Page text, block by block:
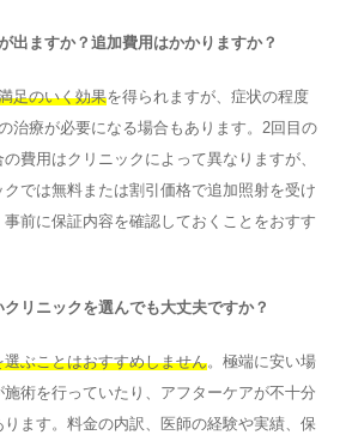
出ますか？追加費用はかかりますか？
足のいく効果を得られますが、症状の程度
治療が必要になる場合もあります。2回目の
費用はクリニックによって異なりますが、
では無料または割引価格で追加照射を受け
前に保証内容を確認しておくことをおすす
リニックを選んでも大丈夫ですか？
ぶことはおすすめしません。極端に安い場
術を行っていたり、アフターケアが不十分
ます。料金の内訳、医師の経験や実績、保